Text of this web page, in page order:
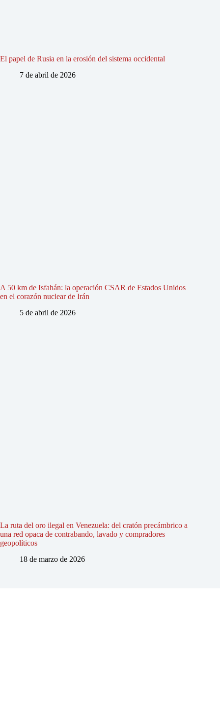
El papel de Rusia en la erosión del sistema occidental
7 de abril de 2026
A 50 km de Isfahán: la operación CSAR de Estados Unidos
en el corazón nuclear de Irán
5 de abril de 2026
La ruta del oro ilegal en Venezuela: del cratón precámbrico a
una red opaca de contrabando, lavado y compradores
geopolíticos
18 de marzo de 2026